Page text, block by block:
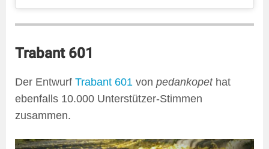
Trabant 601
Der Entwurf Trabant 601 von pedankopethat
ebenfalls 10.000 Unterstützer-Stimmen
zusammen.